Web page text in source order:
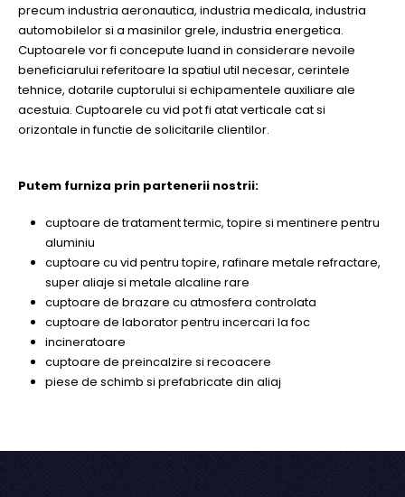
precum industria aeronautica, industria medicala, industria
automobilelor si a masinilor grele, industria energetica.
Cuptoarele vor fi concepute luand in considerare nevoile
beneficiarului referitoare la spatiul util necesar, cerintele
tehnice, dotarile cuptorului si echipamentele auxiliare ale
acestuia. Cuptoarele cu vid pot fi atat verticale cat si
orizontale in functie de solicitarile clientilor.
Putem furniza prin partenerii nostrii:
cuptoare de tratament termic, topire si mentinere pentru
aluminiu
cuptoare cu vid pentru topire, rafinare metale refractare,
super aliaje si metale alcaline rare
cuptoare de brazare cu atmosfera controlata
cuptoare de laborator pentru incercari la foc
incineratoare
cuptoare de preincalzire si recoacere
piese de schimb si prefabricate din aliaj